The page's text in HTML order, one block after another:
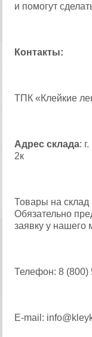
и помогут
Контакты:
ТПК «Клейкие
Адрес склада:
2к
Товары на склад
Обязательно
заявку у нашего
Телефон: 8 (800)
E-mail: